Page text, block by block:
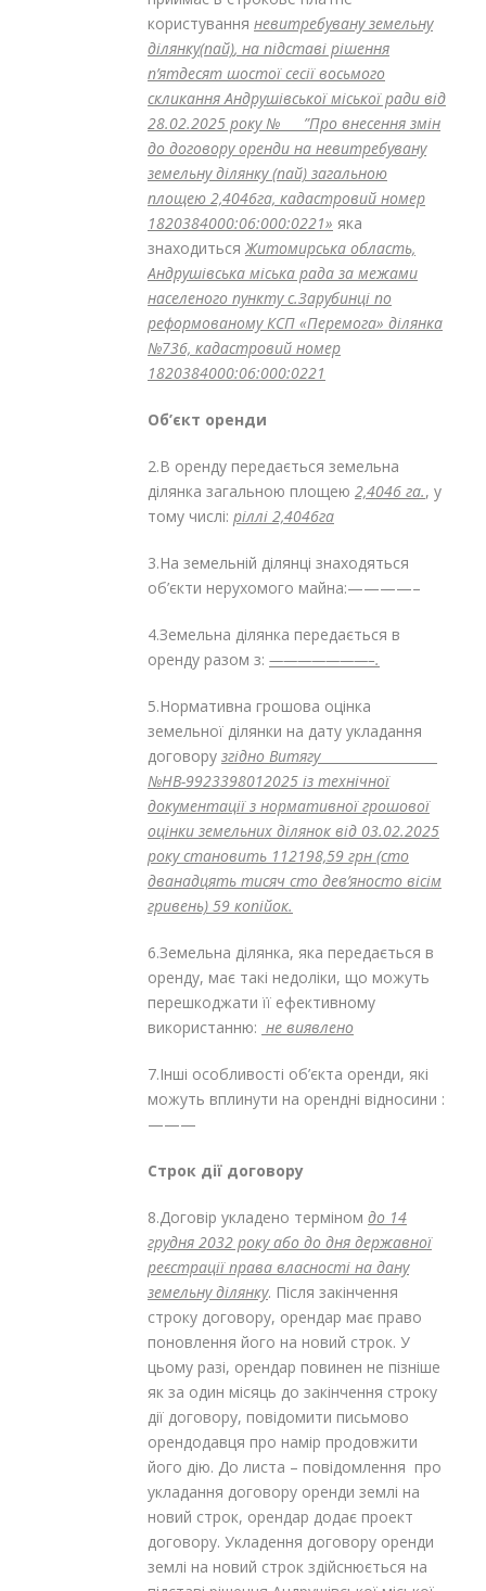
користування невитребувану земельну
ділянку(пай), на підставі рішення
п’ятдесят шостої сесії восьмого
скликання Андрушівської міської ради від
28.02.2025 року №___ ”Про внесення змін
до договору оренди на невитребувану
земельну ділянку (пай) загальною
площею 2,4046га, кадастровий номер
1820384000:06:000:0221» яка
знаходитьсяЖитомирська область,
Андрушівська міська рада за межами
населеного пункту с.Зарубинці по
реформованому КСП «Перемога» ділянка
№736, кадастровий номер
1820384000:06:000:0221
Об’єкт оренди
2.В оренду передається земельна
ділянка загальною площею 2,4046 га., у
тому числі: ріллі 2,4046га
3.На земельній ділянці знаходяться
об’єкти нерухомого майна:————–
4.Земельна ділянка передається в
оренду разом з: ———————–.
5.Нормативна грошова оцінка
земельної ділянки на дату укладання
договору згідно Витягу
№НВ-9923398012025 із технічної
документації з нормативної грошової
оцінки земельних ділянок від 03.02.2025
рокустановить 112198,59 грн (сто
дванадцять тисяч сто дев’яносто вісім
гривень) 59 копійок.
6.Земельна ділянка, яка передається в
оренду, має такі недоліки, що можуть
перешкоджати її ефективному
використанню: не виявлено
7.Інші особливості об’єкта оренди, які
можуть вплинути на орендні відносини :
———
Строк дії договору
8.Договір укладено терміном до 14
грудня 2032 року або до дня державної
реєстрації права власності на дану
земельну ділянку. Після закінчення
строку договору, орендар має право
поновлення його на новий строк. У
цьому разі, орендар повинен не пізніше
як за один місяць до закінчення строку
дії договору, повідомити письмово
орендодавця про намір продовжити
його дію. До листа – повідомлення про
укладання договору оренди землі на
новий строк, орендар додає проект
договору. Укладення договору оренди
землі на новий строк здійснюється на